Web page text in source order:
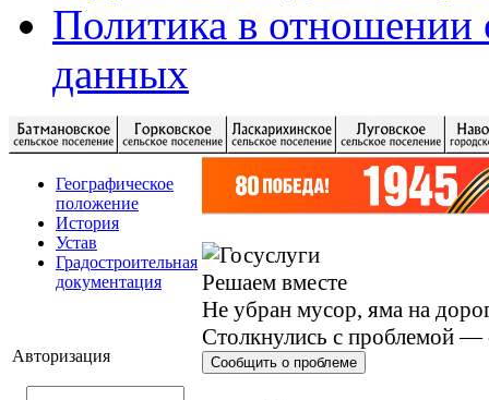
Политика в отношении
данных
Географическое
положение
История
Устав
Градостроительная
документация
Авторизация
Решаем вместе
Не убран мусор, яма на
Столкнулись с проблемой
Сообщить о проблеме